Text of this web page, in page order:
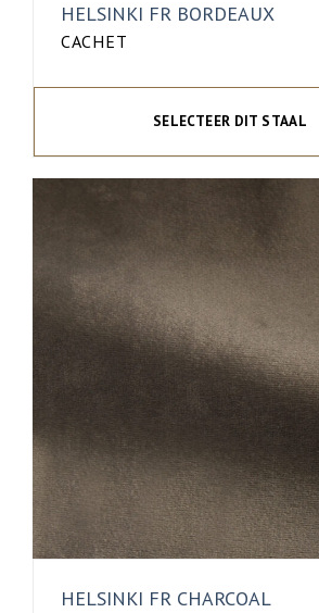
HELSINKI FR BORDEAUX
CACHET
SELECTEER DIT STAAL
HELSINKI FR CHARCOAL